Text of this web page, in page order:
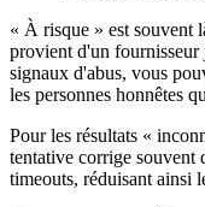
« À risque » est souvent
provient d'un fournisseur
signaux d'abus, vous
les personnes honnêtes
Pour les résultats «
tentative corrige souvent
timeouts, réduisant ainsi